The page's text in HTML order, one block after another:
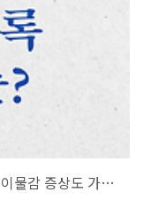
서 섭취하세요. - 항
"장애등급, 어떻게 받을 수 있을까? 목 이물감 증상도 가능할까?"